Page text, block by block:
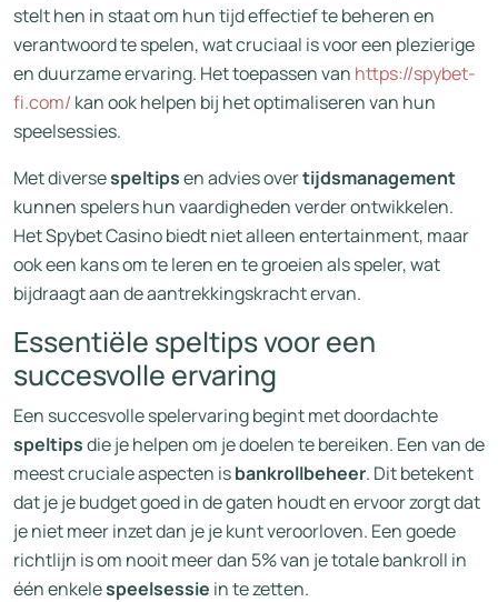
stelt hen in staat om hun tijd effectief te beheren en
verantwoord te spelen, wat cruciaal is voor een plezierige
en duurzame ervaring. Het toepassen van https://spybet-
fi.com/ kan ook helpen bij het optimaliseren van hun
speelsessies.
Met diversespeltipsen advies overtijdsmanagement
kunnen spelers hun vaardigheden verder ontwikkelen.
Het Spybet Casino biedt niet alleen entertainment, maar
ook een kans om te leren en te groeien als speler, wat
bijdraagt aan de aantrekkingskracht ervan.
Essentiële speltips voor een
succesvolle ervaring
Een succesvolle spelervaring begint met doordachte
speltipsdie je helpen om je doelen te bereiken. Een van de
meest cruciale aspecten isbankrollbeheer. Dit betekent
dat je je budget goed in de gaten houdt en ervoor zorgt dat
je niet meer inzet dan je je kunt veroorloven. Een goede
richtlijn is om nooit meer dan 5% van je totale bankroll in
één enkelespeelsessie in te zetten.